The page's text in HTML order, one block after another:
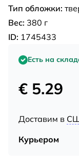
Тип обложки:
Вес: 380 г
ID: 1745433
Есть на
€ 5.29
Доставим в
Курьером